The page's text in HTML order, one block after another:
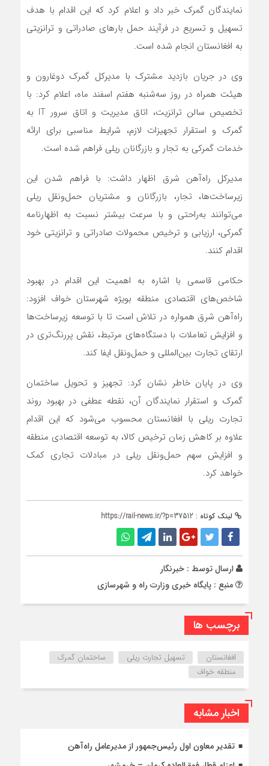
نمایندگان گمرک خبر داد و اعلام کرد که این اقدام با هدف
تسهیل و تسریع در فرآیند حمل بارهای صادراتی و ترانزیتی
به افغانستان انجام شده است.
وی در جریان بازدید مشترک با مدیرکل گمرک دوغارون و
هیئت همراه در روز سه‌شنبه هفتم اسفند ماه، اعلام کرد: با
تخصیص سالن ترانزیت، اتاق مدیریت و اتاق سرور IT به
گمرک و استقرار تجهیزات لازم، شرایط مناسبی برای ارائه
خدمات گمرکی به تجار و بازرگانان ریلی فراهم شده است.
مدیرکل راه‌آهن شرق اظهار داشت: با فراهم شدن این
زیرساخت‌ها، تجار، بازرگانان و مشتریان حمل‌ونقل ریلی
می‌توانند به‌راحتی و با سرعت بیشتر نسبت به اظهارنامه
گمرکی، ارزیابی و ترخیص محمولات صادراتی و ترانزیتی خود
اقدام کنند.
حکامی قاسمی با اشاره به اهمیت این اقدام در بهبود
شاخص‌های اقتصادی منطقه بویژه شهرستان خواف افزود:
راه‌آهن شرق همواره در تلاش است تا با توسعه زیرساخت‌ها
و افزایش تعاملات با دستگاه‌های مرتبط، نقش پررنگ‌تری در
ارتقای تجارت بین‌المللی و حمل‌ونقل ایفا کند.
وی در پایان خاطر نشان کرد: تجهیز و تحویل ساختمان
گمرک و استقرار نمایندگان آن، نقطه عطفی در بهبود روند
تجارت ریلی با افغانستان محسوب می‌شود که این اقدام
علاوه بر کاهش زمان ترخیص کالا، به توسعه اقتصادی منطقه
و افزایش سهم حمل‌ونقل ریلی در مبادلات تجاری کمک
خواهد کرد.
لینک کوتاه : https://rail-news.ir/?p=37512
ارسال توسط : خبرنگار
منبع : پایگاه خبری وزارت راه و شهرسازی
برچسب ها
افغانستان تسهیل تجارت ریلی
ساختمان گمرک
منطقه خواف
اخبار مشابه
تقدیر معاون اول رئیس‌جمهور از مدیرعامل راه‌آهن